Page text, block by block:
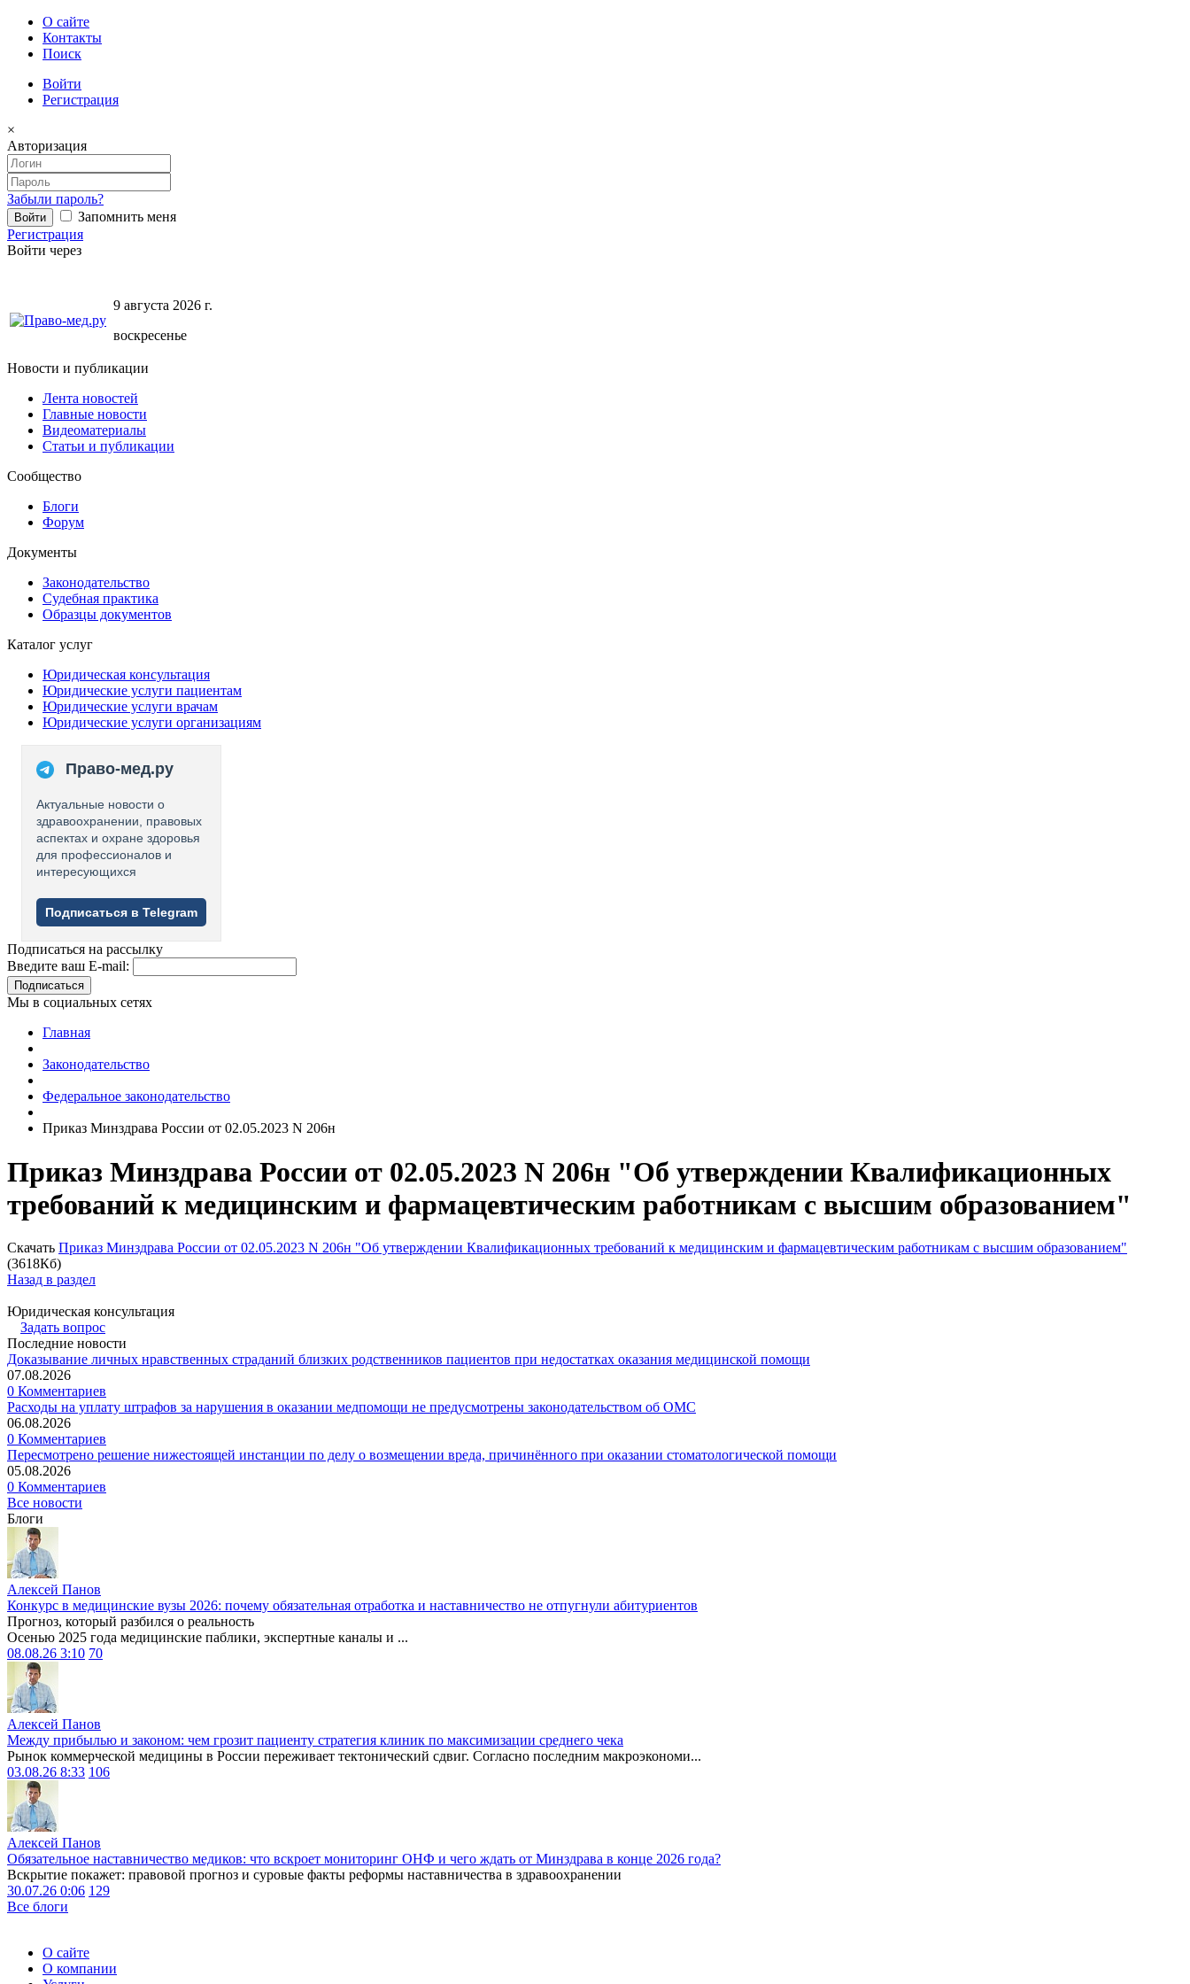
О сайте
Контакты
Поиск
Войти
Регистрация
×
Авторизация
Забыли пароль?
Запомнить меня
Регистрация
Войти через
9 августа 2026 г.
воскресенье
Новости и публикации
Лента новостей
Главные новости
Видеоматериалы
Статьи и публикации
Сообщество
Блоги
Форум
Документы
Законодательство
Судебная практика
Образцы документов
Каталог услуг
Юридическая консультация
Юридические услуги пациентам
Юридические услуги врачам
Юридические услуги организациям
Право-мед.ру
Актуальные новости о
здравоохранении, правовых
аспектах и охране здоровья
для профессионалов и
интересующихся
Подписаться в Telegram
Подписаться на рассылку
Введите ваш E-mail:
Подписаться
Мы в социальных сетях
Главная
Законодательство
Федеральное законодательство
Приказ Минздрава России от 02.05.2023 N 206н
Приказ Минздрава России от 02.05.2023 N 206н "Об утверждении Квалификационных
требований к медицинским и фармацевтическим работникам с высшим образованием"
Скачать Приказ Минздрава России от 02.05.2023 N 206н "Об утверждении Квалификационных требований к медицинским и фармацевтическим работникам с высшим образованием"
(3618Кб)
Назад в раздел
Юридическая консультация
Задать вопрос
Последние новости
Доказывание личных нравственных страданий близких родственников пациентов при недостатках оказания медицинской помощи
07.08.2026
0 Комментариев
Расходы на уплату штрафов за нарушения в оказании медпомощи не предусмотрены законодательством об ОМС
06.08.2026
0 Комментариев
Пересмотрено решение нижестоящей инстанции по делу о возмещении вреда, причинённого при оказании стоматологической помощи
05.08.2026
0 Комментариев
Все новости
Блоги
Алексей Панов
Конкурс в медицинские вузы 2026: почему обязательная отработка и наставничество не отпугнули абитуриентов
Прогноз, который разбился о реальность
Осенью 2025 года медицинские паблики, экспертные каналы и ...
08.08.26 3:10 70
Алексей Панов
Между прибылью и законом: чем грозит пациенту стратегия клиник по максимизации среднего чека
Рынок коммерческой медицины в России переживает тектонический сдвиг. Согласно последним макроэкономи...
03.08.26 8:33 106
Алексей Панов
Обязательное наставничество медиков: что вскроет мониторинг ОНФ и чего ждать от Минздрава в конце 2026 года?
Вскрытие покажет: правовой прогноз и суровые факты реформы наставничества в здравоохранении
30.07.26 0:06 129
Все блоги
О сайте
О компании